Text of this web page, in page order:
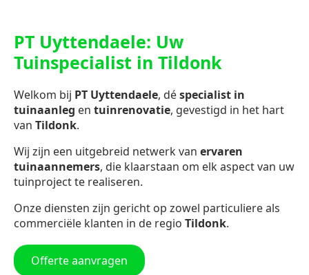
PT Uyttendaele: Uw
Tuinspecialist in Tildonk
Welkom bij PT Uyttendaele, déspecialist in
tuinaanleg en tuinrenovatie, gevestigd in het hart
van Tildonk.
Wij zijn een uitgebreid netwerk van ervaren
tuinaannemers, die klaarstaan om elk aspect van uw
tuinproject te realiseren.
Onze diensten zijn gericht op zowel particuliere als
commerciële klanten in de regio Tildonk.
Offerte aanvragen